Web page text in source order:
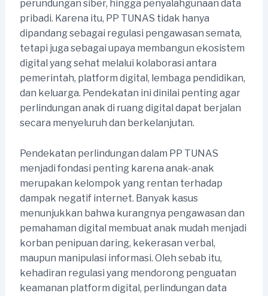
perundungan siber, hingga penyalahgunaan data
pribadi. Karena itu, PP TUNAS tidak hanya
dipandang sebagai regulasi pengawasan semata,
tetapi juga sebagai upaya membangun ekosistem
digital yang sehat melalui kolaborasi antara
pemerintah, platform digital, lembaga pendidikan,
dan keluarga. Pendekatan ini dinilai penting agar
perlindungan anak di ruang digital dapat berjalan
secara menyeluruh dan berkelanjutan.
Pendekatan perlindungan dalam PP TUNAS
menjadi fondasi penting karena anak-anak
merupakan kelompok yang rentan terhadap
dampak negatif internet. Banyak kasus
menunjukkan bahwa kurangnya pengawasan dan
pemahaman digital membuat anak mudah menjadi
korban penipuan daring, kekerasan verbal,
maupun manipulasi informasi. Oleh sebab itu,
kehadiran regulasi yang mendorong penguatan
keamanan platform digital, perlindungan data